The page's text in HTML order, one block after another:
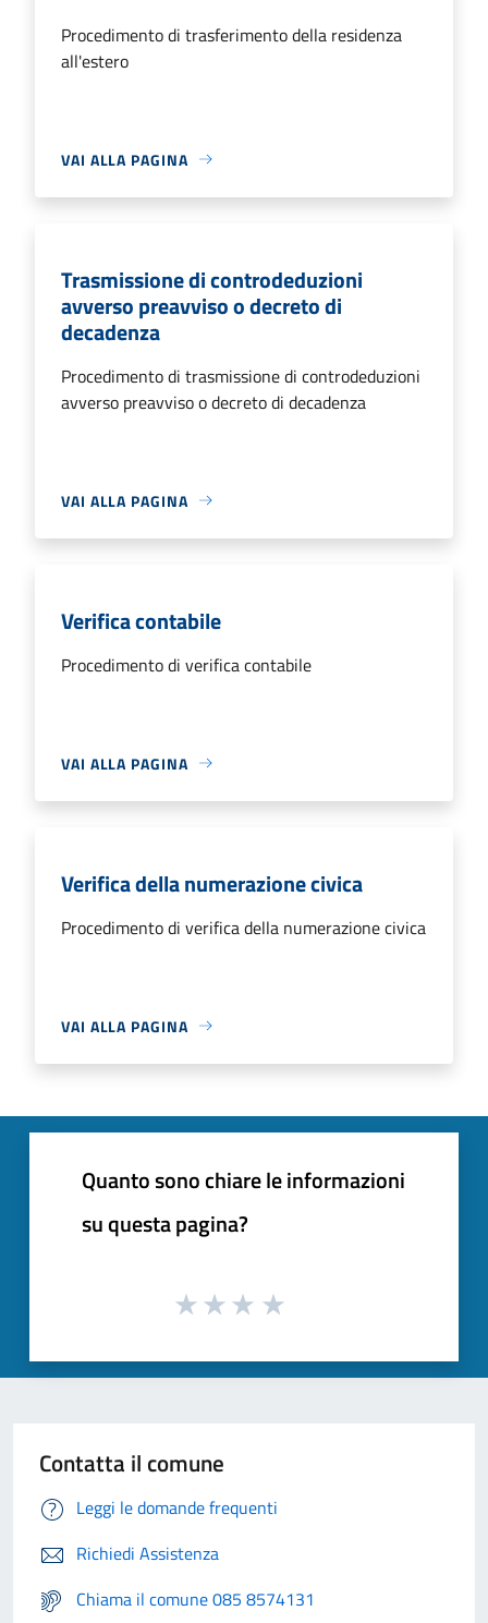
Procedimento di trasferimento della residenza
all'estero
VAI ALLA PAGINA
Trasmissione di controdeduzioni
avverso preavviso o decreto di
decadenza
Procedimento di trasmissione di controdeduzioni
avverso preavviso o decreto di decadenza
VAI ALLA PAGINA
Verifica contabile
Procedimento di verifica contabile
VAI ALLA PAGINA
Verifica della numerazione civica
Procedimento di verifica della numerazione civica
VAI ALLA PAGINA
Quanto sono chiare le informazioni
su questa pagina?
Contatta il comune
Leggi le domande frequenti
Richiedi Assistenza
Chiama il comune 085 8574131